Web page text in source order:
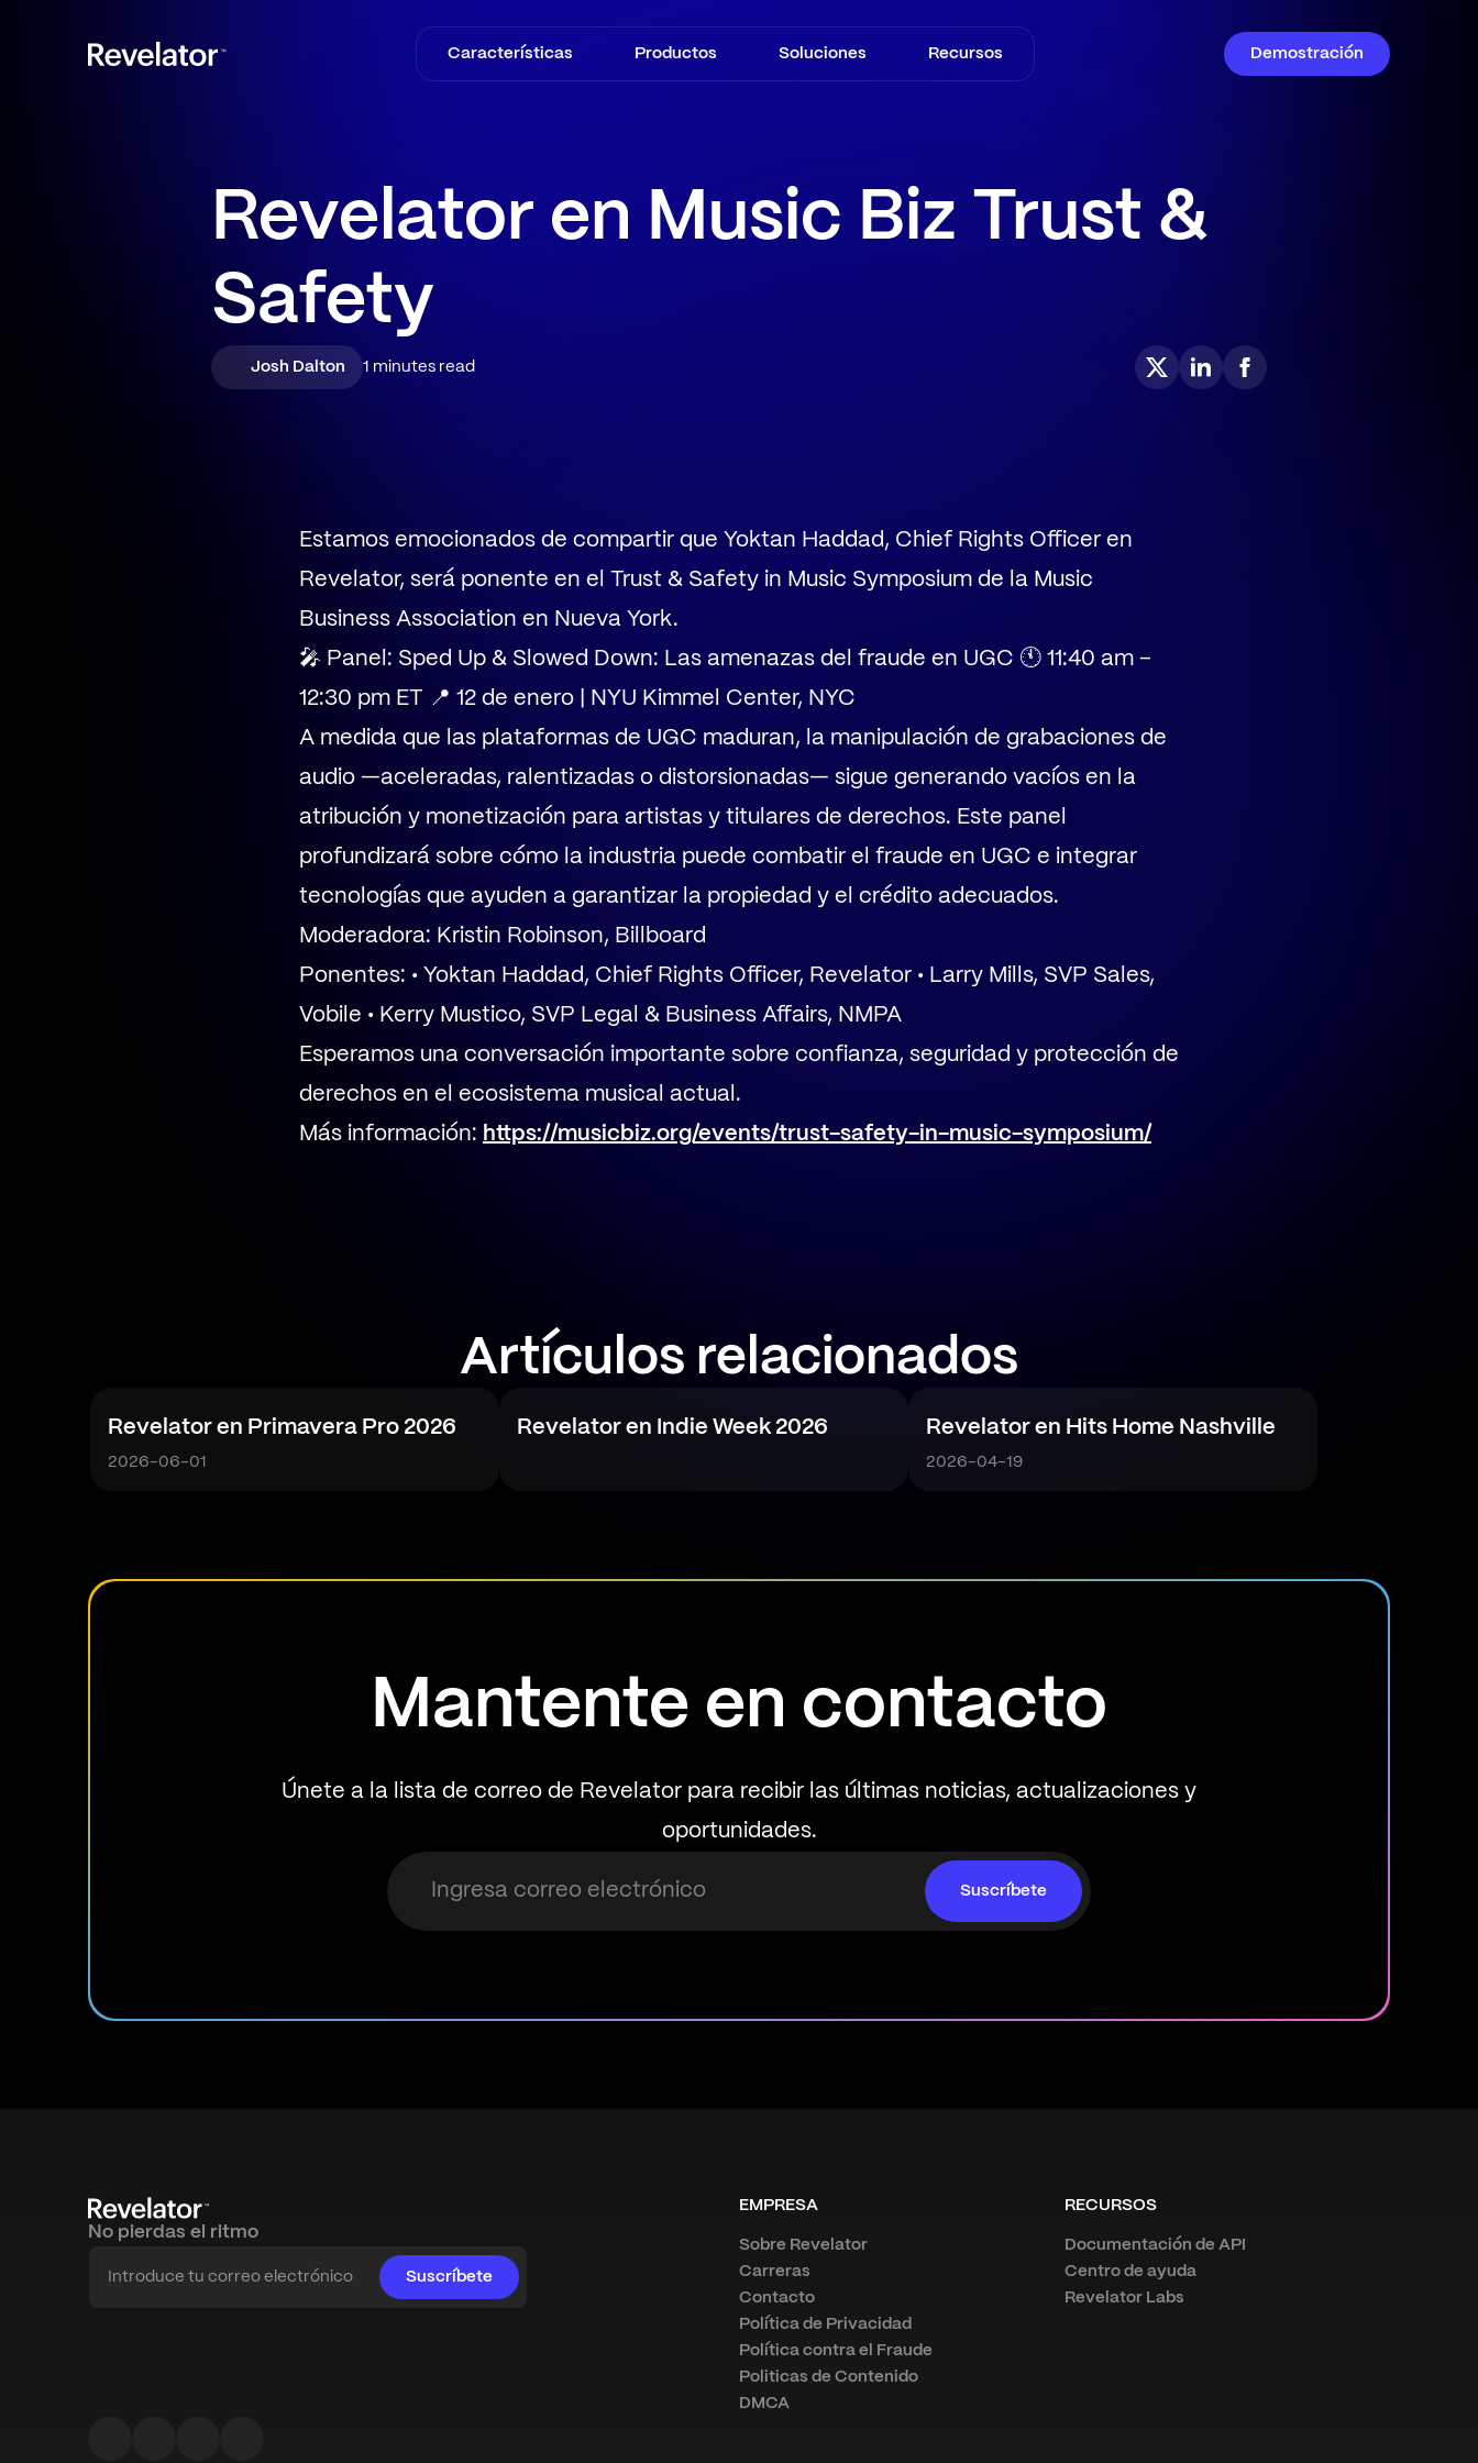
Características Productos Soluciones Recursos Demostración
Revelator en Music Biz Trust &
Safety
Josh Dalton 1 minutes read
Estamos emocionados de compartir que Yoktan Haddad, Chief Rights Officer en
Revelator, será ponente en el Trust & Safety in Music Symposium de la Music
Business Association en Nueva York.
🎤 Panel: Sped Up & Slowed Down: Las amenazas del fraude en UGC 🕚 11:40 am –
12:30 pm ET 📍 12 de enero | NYU Kimmel Center, NYC
A medida que las plataformas de UGC maduran, la manipulación de grabaciones de
audio —aceleradas, ralentizadas o distorsionadas— sigue generando vacíos en la
atribución y monetización para artistas y titulares de derechos. Este panel
profundizará sobre cómo la industria puede combatir el fraude en UGC e integrar
tecnologías que ayuden a garantizar la propiedad y el crédito adecuados.
Moderadora: Kristin Robinson, Billboard
Ponentes: • Yoktan Haddad, Chief Rights Officer, Revelator • Larry Mills, SVP Sales,
Vobile • Kerry Mustico, SVP Legal & Business Affairs, NMPA
Esperamos una conversación importante sobre confianza, seguridad y protección de
derechos en el ecosistema musical actual.
Más información: https://musicbiz.org/events/trust-safety-in-music-symposium/
Artículos relacionados
Revelator en Primavera Pro 2026
2026-06-01
Revelator en Indie Week 2026 Revelator en Hits Home Nashville
2026-04-19
Mantente en contacto
Únete a la lista de correo de Revelator para recibir las últimas noticias, actualizaciones y
oportunidades.
Suscríbete
No pierdas el ritmo
Suscríbete
EMPRESA
Sobre Revelator
Carreras
Contacto
Política de Privacidad
Política contra el Fraude
Politicas de Contenido
DMCA
RECURSOS
Documentación de API
Centro de ayuda
Revelator Labs